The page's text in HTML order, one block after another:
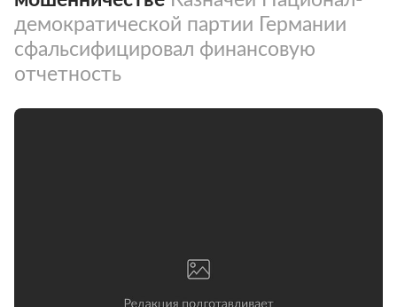
демократической партии Германии
сфальсифицировал финансовую
отчетность